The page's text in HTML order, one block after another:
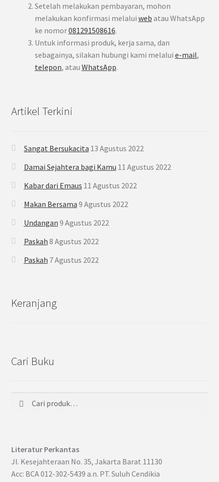
Setelah melakukan pembayaran, mohon
melakukan konfirmasi melalui web atau WhatsApp
ke nomor081291508616.
Untuk informasi produk, kerja sama, dan
sebagainya, silakan hubungi kami melalui e-mail,
telepon, atau WhatsApp.
Artikel Terkini
Sangat Bersukacita 13 Agustus 2022
Damai Sejahtera bagi Kamu 11 Agustus 2022
Kabar dari Emaus 11 Agustus 2022
Makan Bersama 9 Agustus 2022
Undangan 9 Agustus 2022
Paskah 8 Agustus 2022
Paskah 7 Agustus 2022
Keranjang
Cari Buku
Pencarian
Literatur Perkantas
Jl. Kesejahteraan No. 35, Jakarta Barat 11130
Acc: BCA 012-302-5439 a.n. PT. Suluh Cendikia